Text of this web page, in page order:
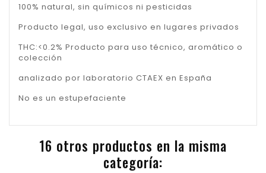
100% natural, sin químicos ni pesticidas
Producto legal, uso exclusivo en lugares privados
THC:<0.2% Producto para uso técnico, aromático o
colección
analizado por laboratorio CTAEX en España
No es un estupefaciente
16 otros productos en la misma
categoría: